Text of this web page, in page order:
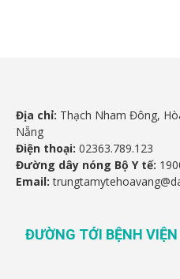
Địa chỉ: Thạch Nham Đông,
Nẵng
Điện thoại: 02363.789.123
Đường dây nóng Bộ Y tế:
Email:
ĐƯỜNG TỚI BỆNH VIỆN